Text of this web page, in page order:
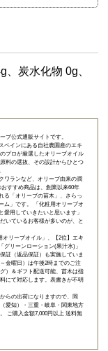
炭水化物 0g、
ブ公式通販サイトです。
ペインにある自社農園産のエキ
プロが厳選したオリーブオイル
料の選抜、その設計からひとつ
ワランなど、オリーブ由来の潤
すすめ商品は、創業以来60年
る「 オリーブの苗木 」、さらっ
ム 」です。 「化粧用オリーブオ
用していきたいと思います」
いているお客様が多いのが、と
オリーブオイル 」、【2位】
エキ
グリーンローション(果汁水)」
証（返品保証）
も実施していま
金曜日）は午後2時までのご注
）＆ギフト配送可能、苗木は指
にて対応します。表書きが不明
らの出荷になりますので、岡
愛知）・三重・岐阜・関東地方
ご購入金額7,000円以上 送料無